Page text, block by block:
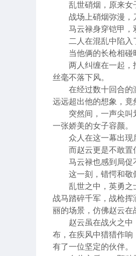
乱世硝烟，原来女
战场上硝烟弥漫，
马云禄身穿铠甲，
二人在混乱中陷入
当他俩的长枪相碰
两人纠缠在一起，
丝毫不落下风。
在经过数十回合的
远远超出他的想象，竟
突然间，一声尖
一张娇美的女子容颜。
众人在这一幕出现
而赵云更是不敢置
马云禄也感到局促
这一刻，错愕和敬
乱世之中，英勇之
战马踏碎千军，战枪
丽的场景，仿佛赵云在
赵云虽在战火之
布，在疾风中猎猎作
有了一位坚定的伙伴。